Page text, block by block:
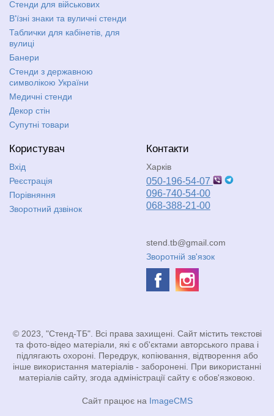
Стенди для військових
В'їзні знаки та вуличні стенди
Таблички для кабінетів, для
вулиці
Банери
Стенди з державною
символікою України
Медичні стенди
Декор стін
Супутні товари
Користувач
Вхід
Реєстрація
Порівняння
Зворотний дзвінок
Контакти
Харків
050-196-54-07
096-740-54-00
068-388-21-00
stend.tb@gmail.com
Зворотній зв'язок
© 2023, "Стенд-ТБ". Всі права захищені. Сайт містить текстові
та фото-відео матеріали, які є об'єктами авторського права і
підлягають охороні. Передрук, копіювання, відтворення або
інше використання матеріалів - заборонені. При використанні
матеріалів сайту, згода адміністрації сайту є обов'язковою.
Сайт працює на ImageCMS